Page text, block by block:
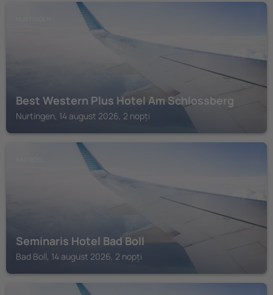
Best Western Plus Hotel Am Schlossberg
Nurtingen, 14 august 2026, 2 nopți
Seminaris Hotel Bad Boll
Bad Boll, 14 august 2026, 2 nopți